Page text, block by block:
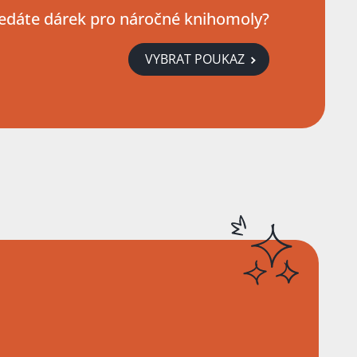
dárek pro náročné knihomoly?
VYBRAT POUKAZ